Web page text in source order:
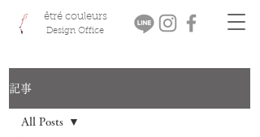
êtré couleurs
Design Office
記事
All Posts